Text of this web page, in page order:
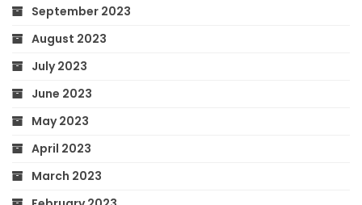
September 2023
August 2023
July 2023
June 2023
May 2023
April 2023
March 2023